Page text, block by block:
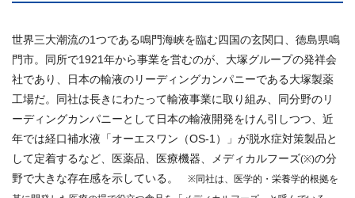
世界三大潮流の1つである鳴門海峡を臨む四国の玄関口、徳島県鳴
門市。同所で1921年から事業を営むのが、大塚グループの発祥会
社であり、日本の輸液のリーディングカンパニーである大塚製薬
工場だ。同社は長きにわたって輸液事業に取り組み、同分野のリ
ーディングカンパニーとして日本の輸液開発をけん引しつつ、近
年では経口補水液「オーエスワン（OS-1）」が脱水症対策製品と
して定着するなど、医薬品、医療機器、メディカルフーズ(※)の分
野で大きな存在感を示している。
※同社は、医学的・栄養学的根拠を